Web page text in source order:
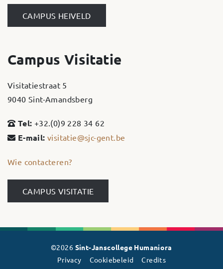
CAMPUS HEIVELD
Campus Visitatie
Visitatiestraat 5
9040 Sint-Amandsberg
Tel: +32.(0)9 228 34 62
E-mail: visitatie@sjc-gent.be
Wie contacteren?
CAMPUS VISITATIE
©2026 Sint-Janscollege Humaniora
Privacy
Cookiebeleid Credits